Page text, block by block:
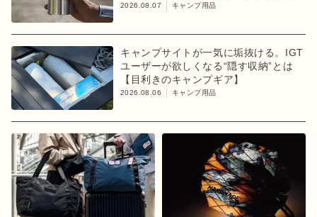
2026.08.07 キャンプ用品
キャンプサイトが一気に垢抜ける。IGT
ユーザーが欲しくなる“隠す収納”とは
【目利きのキャンプギア】
2026.08.06 キャンプ用品